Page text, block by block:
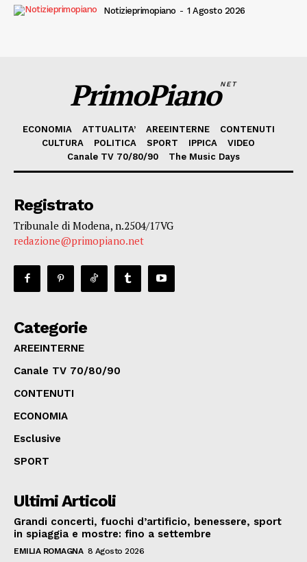
Notizieprimopiano - 1 Agosto 2026
PrimoPianoNET
ECONOMIA ATTUALITA’ AREEINTERNE
CONTENUTI
CULTURA
POLITICA SPORT IPPICA
VIDEO
Canale TV 70/80/90
The Music Days
Registrato
Tribunale di Modena, n.2504/17VG
redazione@primopiano.net
Categorie
AREEINTERNE
Canale TV 70/80/90
CONTENUTI
ECONOMIA
Esclusive
SPORT
Ultimi Articoli
Grandi concerti, fuochi d’artificio, benessere, sport
in spiaggia e mostre: fino a settembre
EMILIA ROMAGNA 8 Agosto 2026